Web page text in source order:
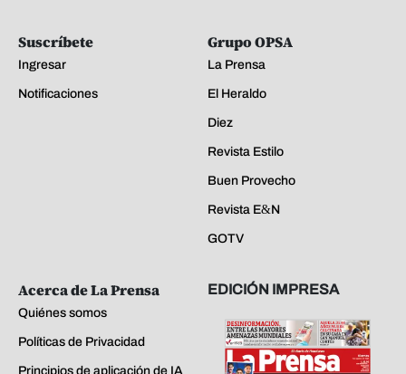
Suscríbete
Ingresar
Notificaciones
Grupo OPSA
La Prensa
El Heraldo
Diez
Revista Estilo
Buen Provecho
Revista E&N
GOTV
Acerca de La Prensa
Quiénes somos
Políticas de Privacidad
Principios de aplicación de IA
EDICIÓN IMPRESA